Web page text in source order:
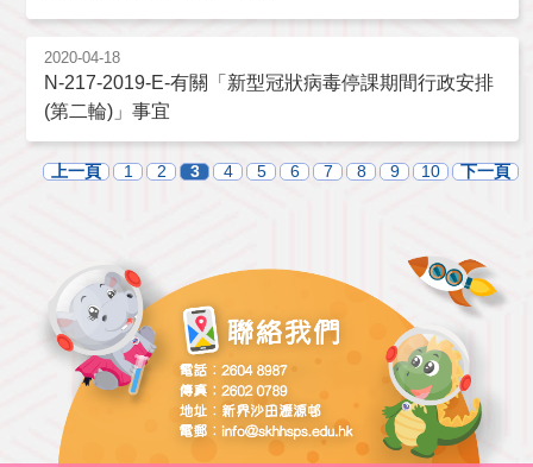
2020-04-18
N-217-2019-E-有關「新型冠狀病毒停課期間行政安排
(第二輪)」事宜
上一頁 1 2 3 4 5 6 7 8 9 10 下一頁